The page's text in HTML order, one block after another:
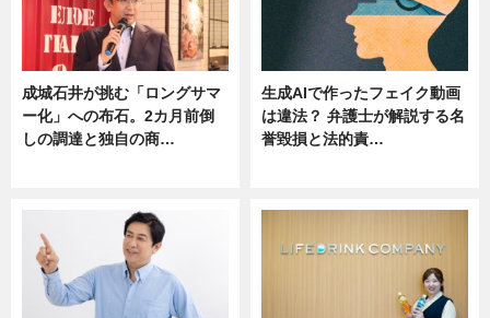
成城石井が挑む「ロングサマ
ー化」への布石。2カ月前倒
しの調達と独自の商…
生成AIで作ったフェイク動画
は違法？ 弁護士が解説する名
誉毀損と法的責…